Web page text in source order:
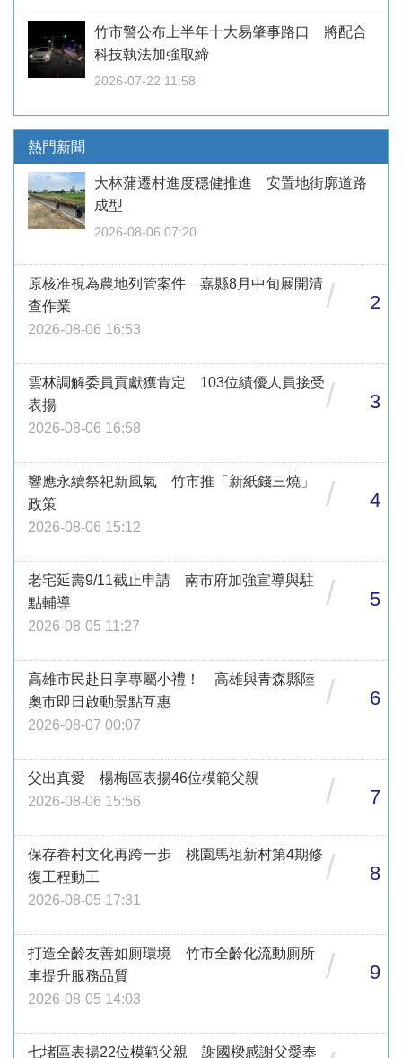
竹市警公布上半年十大易肇事路口 將配合
科技執法加強取締
2026-07-22 11:58
熱門新聞
大林蒲遷村進度穩健推進 安置地街廓道路
成型
2026-08-06 07:20
原核准視為農地列管案件 嘉縣8月中旬展開清
查作業
2026-08-06 16:53
/ 2
雲林調解委員貢獻獲肯定 103位績優人員接受
表揚
2026-08-06 16:58
/ 3
響應永續祭祀新風氣 竹市推「新紙錢三燒」
政策
2026-08-06 15:12
/ 4
老宅延壽9/11截止申請 南市府加強宣導與駐
點輔導
2026-08-05 11:27
/ 5
高雄市民赴日享專屬小禮！ 高雄與青森縣陸
奧市即日啟動景點互惠
2026-08-07 00:07
/ 6
父出真愛 楊梅區表揚46位模範父親
2026-08-06 15:56
/ 7
保存眷村文化再跨一步 桃園馬祖新村第4期修
復工程動工
2026-08-05 17:31
/ 8
打造全齡友善如廁環境 竹市全齡化流動廁所
車提升服務品質
2026-08-05 14:03
/ 9
七堵區表揚22位模範父親 謝國樑感謝父愛奉